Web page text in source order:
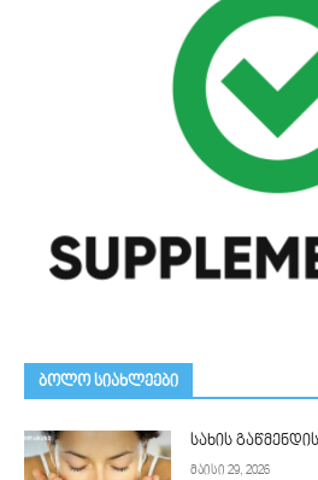
ᲑᲝᲚᲝ ᲡᲘᲐᲮᲚᲔᲔᲑᲘ
სახის
მაისი 29, 2026